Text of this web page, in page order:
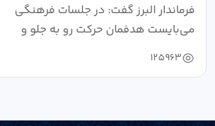
فرماندار البرز گفت: در جلسات فرهنگی
می‌بایست هدفمان حرکت رو به جلو و
دستیابی...
125963